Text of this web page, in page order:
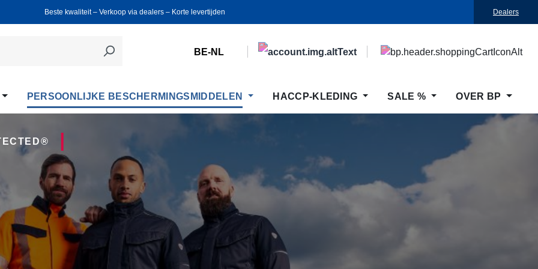
Beste kwaliteit ‒ Verkoop via dealers ‒ Korte levertijden Dealers
BE-NL
PERSOONLIJKE BESCHERMINGSMIDDELEN HACCP-KLEDING SALE % OVER BP